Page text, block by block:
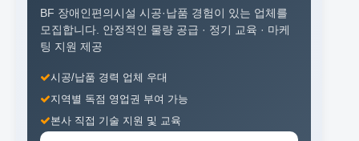
BF 장애인편의시설 시공·납품 경험이 있는 업체를
모집합니다. 안정적인 물량 공급 · 정기 교육 · 마케
팅 지원 제공
시공/납품 경력 업체 우대
지역별 독점 영업권 부여 가능
본사 직접 기술 지원 및 교육